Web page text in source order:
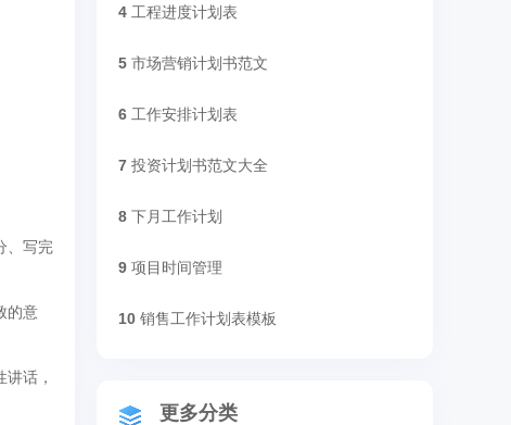
、写完
的意
话，
4 工程进度计划表
5 市场营销计划书范文
6 工作安排计划表
7 投资计划书范文大全
8 下月工作计划
9 项目时间管理
10 销售工作计划表模板
更多分类